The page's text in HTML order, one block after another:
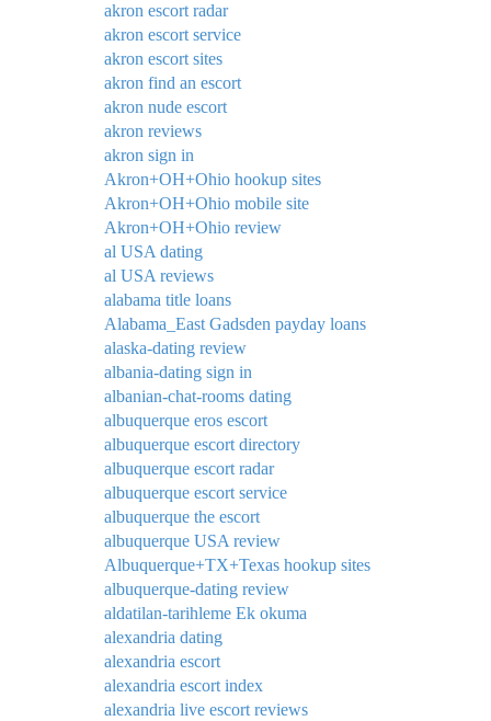
akron escort radar
akron escort service
akron escort sites
akron find an escort
akron nude escort
akron reviews
akron sign in
Akron+OH+Ohio hookup sites
Akron+OH+Ohio mobile site
Akron+OH+Ohio review
al USA dating
al USA reviews
alabama title loans
Alabama_East Gadsden payday loans
alaska-dating review
albania-dating sign in
albanian-chat-rooms dating
albuquerque eros escort
albuquerque escort directory
albuquerque escort radar
albuquerque escort service
albuquerque the escort
albuquerque USA review
Albuquerque+TX+Texas hookup sites
albuquerque-dating review
aldatilan-tarihleme Ek okuma
alexandria dating
alexandria escort
alexandria escort index
alexandria live escort reviews